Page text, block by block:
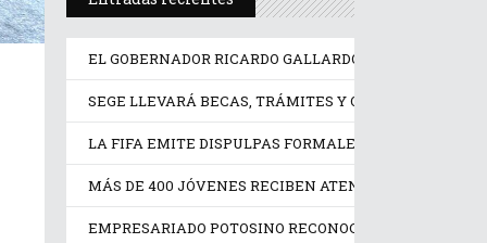
EL GOBERNADOR RICARDO GALLARDO ENTREGA
SEGE LLEVARÁ BECAS, TRÁMITES Y ORIENTACIÓN
LA FIFA EMITE DISPULPAS FORMALES TRAS LA
MÁS DE 400 JÓVENES RECIBEN ATENCIÓN
EMPRESARIADO POTOSINO RECONOCE IMPULSO DE